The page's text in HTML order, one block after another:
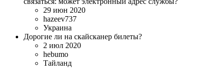
29 июн 2020
hazeev737
Украина
Дорогие ли на скайсканер билеты?
2 июл 2020
hebumo
Тайланд